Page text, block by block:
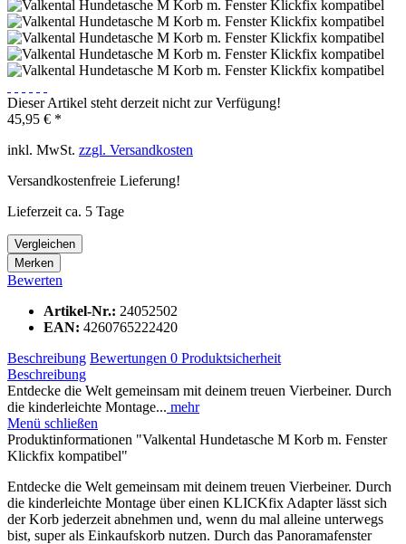
Dieser Artikel steht derzeit nicht zur Verfügung!
45,95 € *
inkl. MwSt. zzgl. Versandkosten
Versandkostenfreie Lieferung!
Lieferzeit ca. 5 Tage
Vergleichen
Merken
Bewerten
Artikel-Nr.: 24052502
EAN: 4260765222420
Beschreibung Bewertungen 0 Produktsicherheit
Beschreibung
Entdecke die Welt gemeinsam mit deinem treuen Vierbeiner. Durch
die kinderleichte Montage... mehr
Menü schließen
Produktinformationen "Valkental Hundetasche M Korb m. Fenster
Klickfix kompatibel"
Entdecke die Welt gemeinsam mit deinem treuen Vierbeiner. Durch
die kinderleichte Montage über einen KLICKfix Adapter lässt sich
der Korb jederzeit abnehmen und, wenn du mal alleine unterwegs
bist, super als Einkaufskorb nutzen. Durch das Panoramafenster